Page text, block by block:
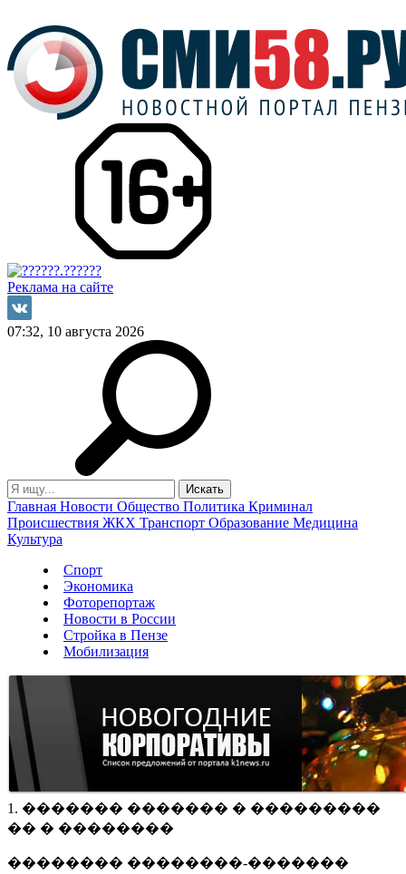
Реклама на сайте
07:32, 10 августа 2026
Главная Новости Общество Политика Криминал
Происшествия ЖКХ Транспорт Образование Медицина
Культура
Спорт
Экономика
Фоторепортаж
Новости в России
Стройка в Пензе
Мобилизация
1. ������� ������� � ���������
�� � ��������
�������� ��������-�������